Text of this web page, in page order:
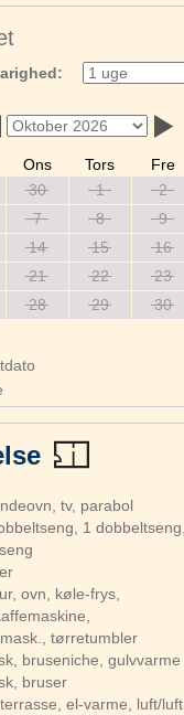
Ons Tors Fre
30 1 2
7 8 9
14 15 16
21 22 23
28 29 30
tv, parabol
1 dobbeltseng,
ovn, køle-frys,
tørretumbler
bruseniche, gulvvarme
bruser
el-varme, luft/luft